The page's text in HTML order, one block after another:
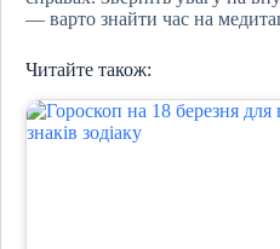
— варто знайти час на
Читайте також: